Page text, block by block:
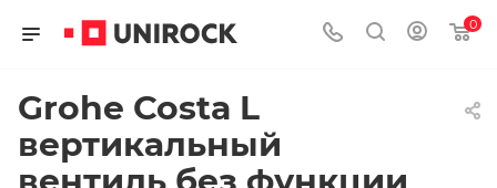
0
Grohe Costa L
вертикальный